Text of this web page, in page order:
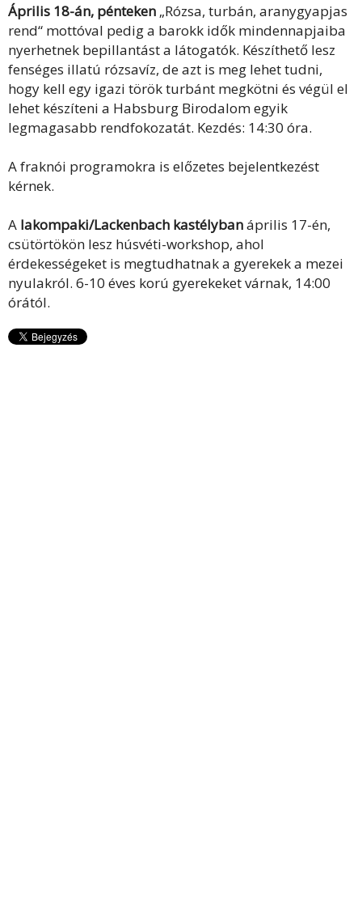
Április 18-án, pénteken „Rózsa, turbán, aranygyapjas
rend“ mottóval pedig a barokk idők mindennapjaiba
nyerhetnek bepillantást a látogatók. Készíthető lesz
fenséges illatú rózsavíz, de azt is meg lehet tudni,
hogy kell egy igazi török turbánt megkötni és végül el
lehet készíteni a Habsburg Birodalom egyik
legmagasabb rendfokozatát. Kezdés: 14:30 óra.
A fraknói programokra is előzetes bejelentkezést
kérnek.
A lakompaki/Lackenbach kastélybanáprilis 17-én,
csütörtökön lesz húsvéti-workshop, ahol
érdekességeket is megtudhatnak a gyerekek a mezei
nyulakról. 6-10 éves korú gyerekeket várnak, 14:00
órától.